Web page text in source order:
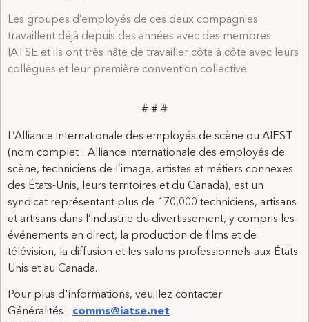
Les groupes d’employés de ces deux compagnies
travaillent déjà depuis des années avec des membres
IATSE et ils ont très hâte de travailler côte à côte avec leurs
collègues et leur première convention collective.
# # #
L’Alliance internationale des employés de scène ou AIEST
(nom complet : Alliance internationale des employés de
scène, techniciens de l’image, artistes et métiers connexes
des États-Unis, leurs territoires et du Canada), est un
syndicat représentant plus de 170,000 techniciens, artisans
et artisans dans l’industrie du divertissement, y compris les
événements en direct, la production de films et de
télévision, la diffusion et les salons professionnels aux États-
Unis et au Canada.
Pour plus d'informations, veuillez contacter
Généralités : comms@iatse.net